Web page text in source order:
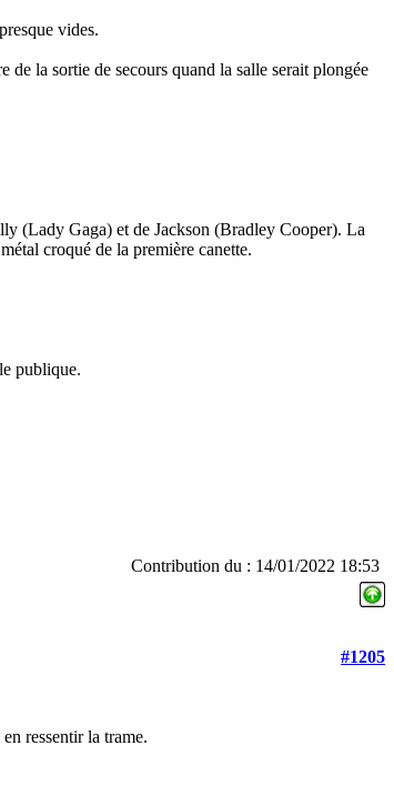
vides.
la sortie de secours quand la salle serait plongée
(Lady Gaga) et de Jackson (Bradley Cooper). La
croqué de la première canette.
publique.
Contribution du : 14/01/2022 18:53
#1205
ressentir la trame.